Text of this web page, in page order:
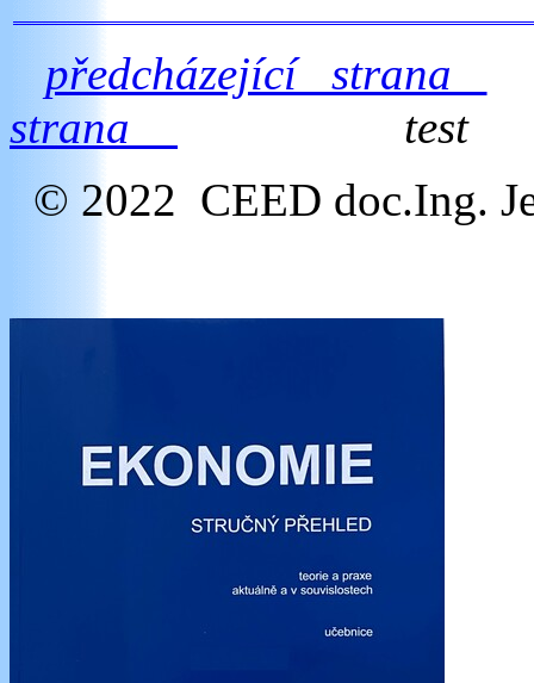
předcházející strana
strana
test
© 2022 CEED doc.Ing.